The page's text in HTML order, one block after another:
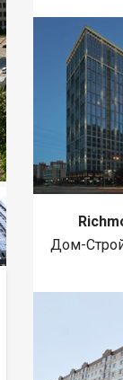
Дом-Строй